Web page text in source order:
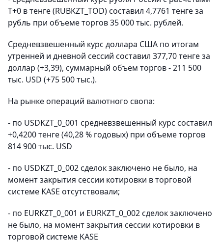
T+0 в тенге (RUBKZT_TOD) составил 4,7761 тенге за
рубль при объеме торгов 35 000 тыс. рублей.
Средневзвешенный курс доллара США по итогам
утренней и дневной сессий составил 377,70 тенге за
доллар (+3,39), суммарный объем торгов - 211 500
тыс. USD (+75 500 тыс.).
На рынке операций валютного свопа:
- по USDKZT_0_001 средневзвешенный курс составил
+0,4200 тенге (40,28 % годовых) при объеме торгов
814 900 тыс. USD
- по USDKZT_0_002 сделок заключено не было, на
момент закрытия сессии котировки в торговой
системе KASE отсутствовали;
- по EURKZT_0_001 и EURKZT_0_002 сделок заключено
не было, на момент закрытия сессии котировки в
торговой системе KASE